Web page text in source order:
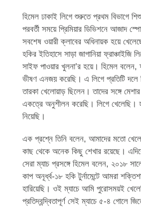
হিমেল ঢাকাই লিগে শুরুতে প্রথম বিভাগে
পরবর্তী সময়ে প্রিমিয়ার ডিভিশনে আজাদ
সবশেষ ওয়ারী ক্লাবের অধিনায়ক হয়ে
হকির ইতিহাসে সাড়া জাগানিয়া ফ্রাঞ্চাইজি
সাইফ পাওয়ার খুলনা’র হয়ে। হিমেল বলেন,
ভীষণ এনজয় করেছি। এ লিগে প্রতিটি দলে
তারকা খেলোয়াড় ছিলেন। তাদের সঙ্গে
একত্রে অনুশীলন করেছি। লিগে খেলেছি।
নিয়েছি।
এক প্রশ্নে তিনি বলেন, আমাদের মতো
কাছ থেকে অনেক কিছু শেখার রয়েছে।
সেরা ম্যাচ প্রসঙ্গে হিমেল বলেন, ২০১৮
কাপ অনূর্ধ্ব-১৮ হকি টুর্নামেন্টে আমরা
হারিয়েছি। ওই ম্যাচে আমি পুরোসময়ই
প্রতিদ্বন্দ্বিতাপূর্ণ সেই ম্যাচে ৫-৪ গোলে